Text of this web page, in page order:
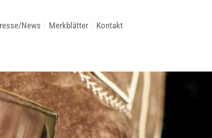
News Merkblätter Kontakt